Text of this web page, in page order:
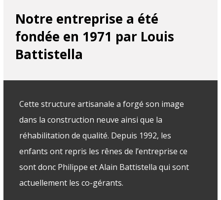
Notre entreprise a été
fondée en 1971 par Louis
Battistella
Cette structure artisanale a forgé son image
dans la construction neuve ainsi que la
réhabilitation de qualité. Depuis 1992, les
enfants ont repris les rênes de l’entreprise ce
sont donc Philippe et Alain Battistella qui sont
actuellement les co-gérants.